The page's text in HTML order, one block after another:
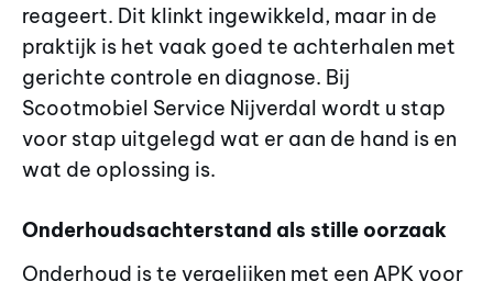
reageert. Dit klinkt ingewikkeld, maar in de
praktijk is het vaak goed te achterhalen met
gerichte controle en diagnose. Bij
Scootmobiel Service Nijverdal wordt u stap
voor stap uitgelegd wat er aan de hand is en
wat de oplossing is.
Onderhoudsachterstand als stille oorzaak
Onderhoud is te vergelijken met een APK voor